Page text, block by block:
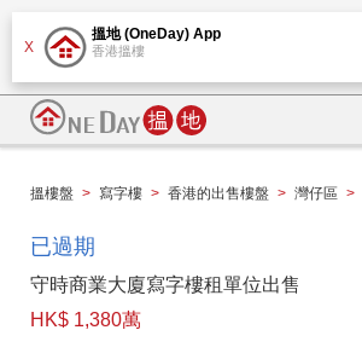
X
搵地 (OneDay) App
香港搵樓
搵樓盤 > 寫字樓 > 香港的出售樓盤 > 灣仔區 >
已過期
守時商業大廈寫字樓租單位出售
HK$ 1,380萬